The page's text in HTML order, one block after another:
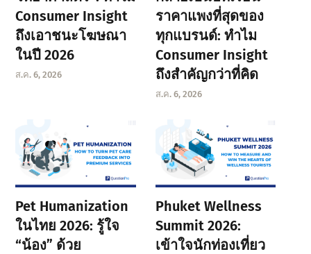
Consumer Insight
ถึงเอาชนะโฆษณา
ในปี 2026
ส.ค. 6, 2026
ราคาแพงที่สุดของ
ทุกแบรนด์: ทำไม
Consumer Insight
ถึงสำคัญกว่าที่คิด
ส.ค. 6, 2026
Pet Humanization
ในไทย 2026: รู้ใจ
“น้อง” ด้วย
Phuket Wellness
Summit 2026:
เข้าใจนักท่องเที่ยว